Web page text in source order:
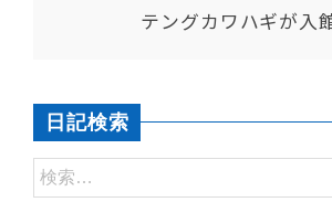
テングカワハギが入
日記検索